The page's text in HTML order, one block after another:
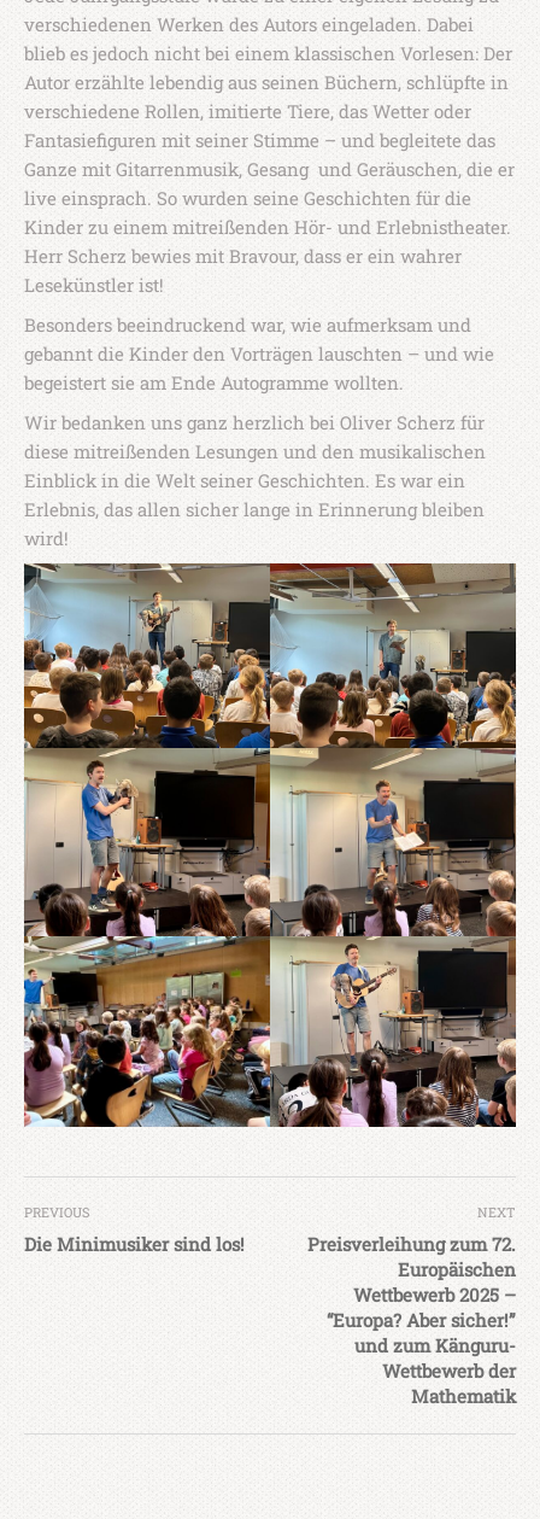
verschiedenen Werken des Autors eingeladen. Dabei
blieb es jedoch nicht bei einem klassischen Vorlesen: Der
Autor erzählte lebendig aus seinen Büchern, schlüpfte in
verschiedene Rollen, imitierte Tiere, das Wetter oder
Fantasiefiguren mit seiner Stimme – und begleitete das
Ganze mit Gitarrenmusik, Gesang und Geräuschen, die er
live einsprach. So wurden seine Geschichten für die
Kinder zu einem mitreißenden Hör- und Erlebnistheater.
Herr Scherz bewies mit Bravour, dass er ein wahrer
Lesekünstler ist!
Besonders beeindruckend war, wie aufmerksam und
gebannt die Kinder den Vorträgen lauschten – und wie
begeistert sie am Ende Autogramme wollten.
Wir bedanken uns ganz herzlich bei Oliver Scherz für
diese mitreißenden Lesungen und den musikalischen
Einblick in die Welt seiner Geschichten. Es war ein
Erlebnis, das allen sicher lange in Erinnerung bleiben
wird!
PREVIOUS
Die Minimusiker sind los!
NEXT
Preisverleihung zum 72.
Europäischen
Wettbewerb 2025 –
“Europa? Aber sicher!”
und zum Känguru-
Wettbewerb der
Mathematik